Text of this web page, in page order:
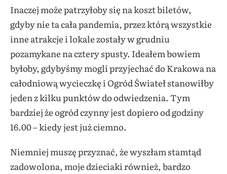
Inaczej może patrzyłoby się na koszt biletów,
gdyby nie ta cała pandemia, przez którą wszystkie
inne atrakcje i lokale zostały w grudniu
pozamykane na cztery spusty. Ideałem bowiem
byłoby, gdybyśmy mogli przyjechać do Krakowa na
całodniową wycieczkę i Ogród Świateł stanowiłby
jeden z kilku punktów do odwiedzenia. Tym
bardziej że ogród czynny jest dopiero od godziny
16.00 – kiedy jest już ciemno.
Niemniej muszę przyznać, że wyszłam stamtąd
zadowolona, moje dzieciaki również, bardzo